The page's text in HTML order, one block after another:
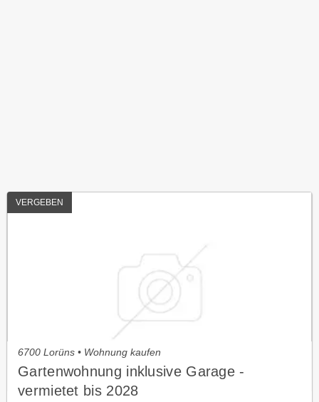
VERGEBEN
6700 Lorüns • Wohnung kaufen
Gartenwohnung inklusive Garage -
vermietet bis 2028